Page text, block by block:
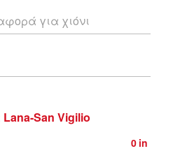
για χιόνι
San Vigilio
0 in